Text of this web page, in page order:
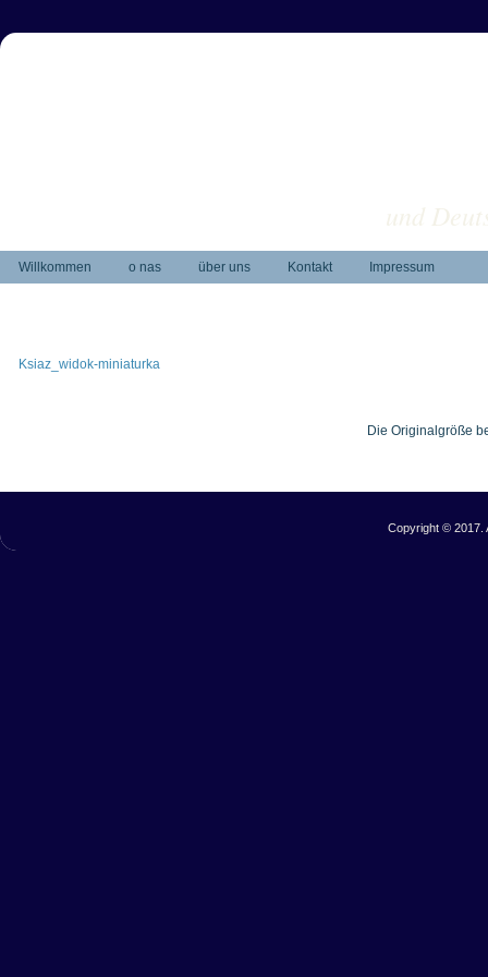
und
Willkommen o nas über uns Kontakt Impressum
Ksiaz_widok-miniaturka
Die Originalgröße
Copyright © 2017.